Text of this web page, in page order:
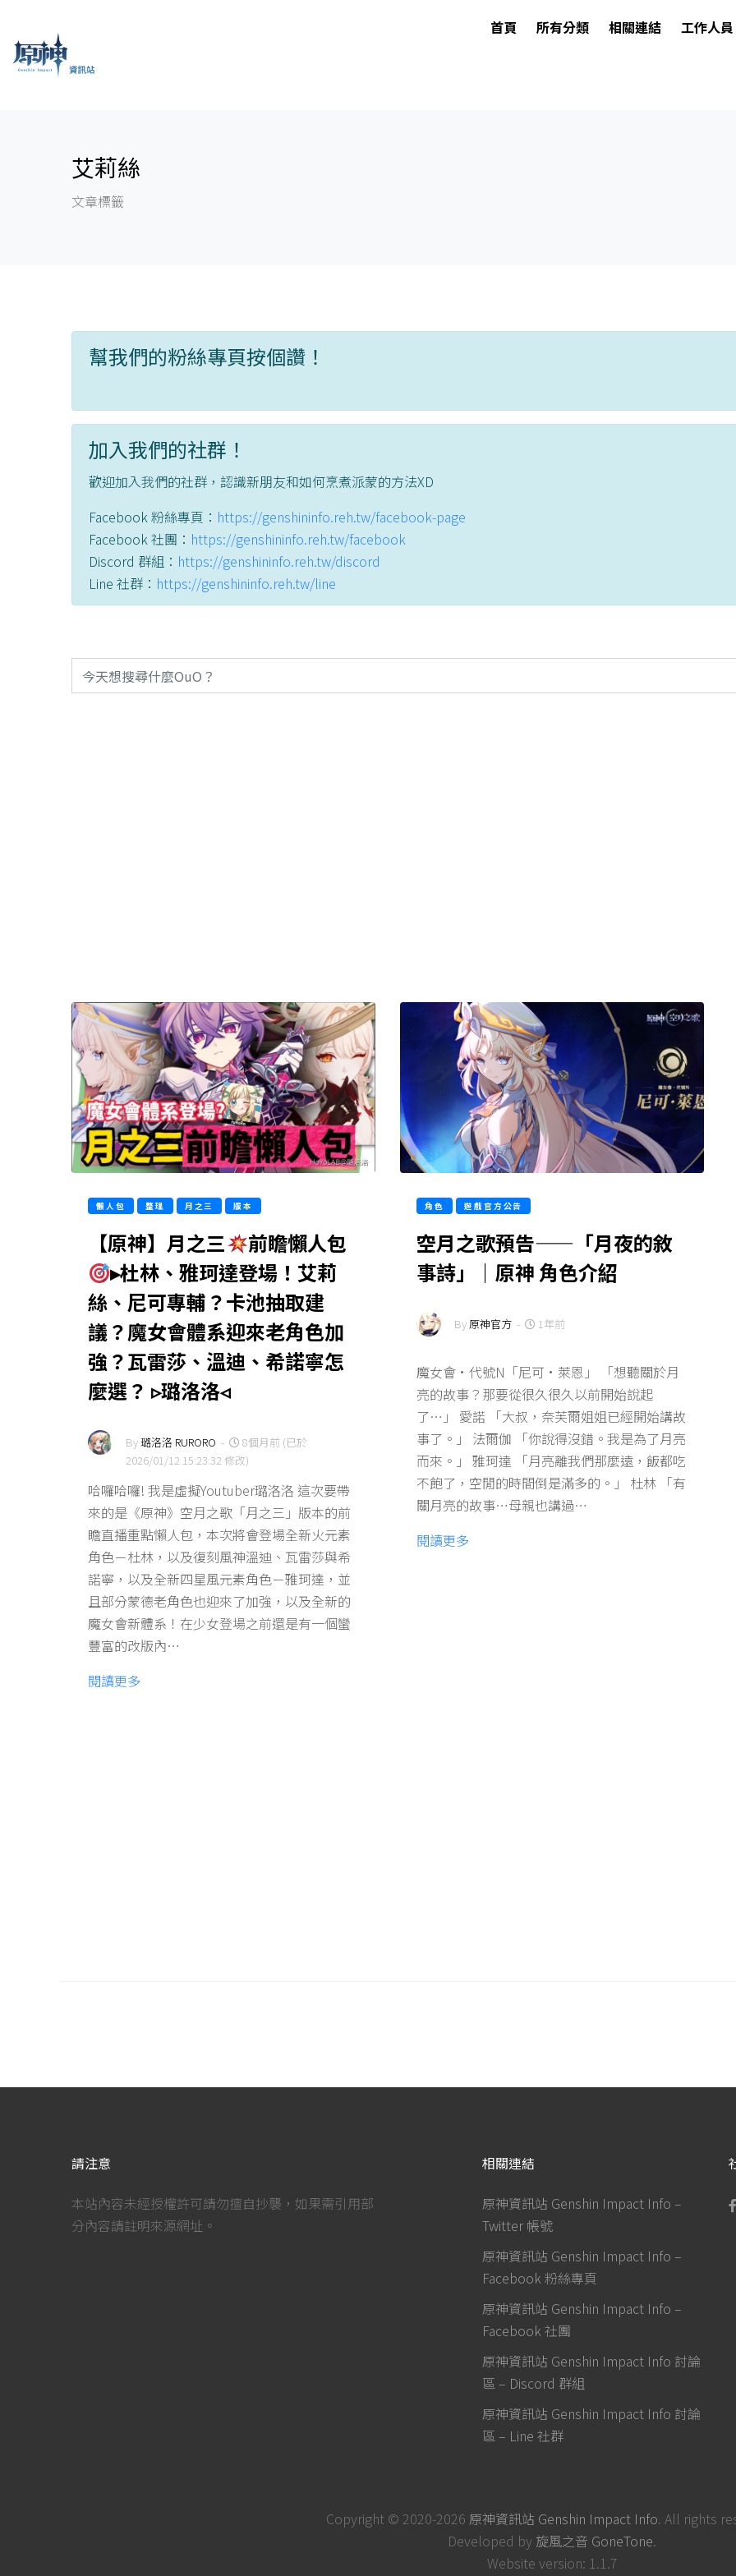
首頁 所有分類 相關連結 工作人員
艾莉絲
文章標籤
幫我們的粉絲專頁按個讚！
加入我們的社群！
歡迎加入我們的社群，認識新朋友和如何烹煮派蒙的方法XD
Facebook 粉絲專頁： https://genshininfo.reh.tw/facebook-page
Facebook 社團： https://genshininfo.reh.tw/facebook
Discord 群組： https://genshininfo.reh.tw/discord
Line 社群： https://genshininfo.reh.tw/line
懶人包 整理 月之三 版本
【原神】月之三
前瞻懶人包
▸杜林、雅珂達登場！艾莉
絲、尼可專輔？卡池抽取建
議？魔女會體系迎來老角色加
強？瓦雷莎、溫迪、希諾寧怎
麼選？ ▹璐洛洛◃
By璐洛洛 RURORO -
8個月前 (已於
2026/01/12 15:23:32 修改)
哈囉哈囉! 我是虛擬Youtuber璐洛洛 這次要帶
來的是《原神》空月之歌「月之三」版本的前
瞻直播重點懶人包，本次將會登場全新火元素
角色－杜林，以及復刻風神溫迪、瓦雷莎與希
諾寧，以及全新四星風元素角色－雅珂達，並
且部分蒙德老角色也迎來了加強，以及全新的
魔女會新體系！在少女登場之前還是有一個蠻
豐富的改版內…
閱讀更多
角色 遊戲官方公告
空月之歌預告——「月夜的敘
事詩」｜原神 角色介紹
By原神官方 - 1年前
魔女會·代號N「尼可·萊恩」 「想聽關於月
亮的故事？那要從很久很久以前開始說起
了…」 愛諾 「大叔，奈芙爾姐姐已經開始講故
事了。」 法爾伽 「你說得沒錯。我是為了月亮
而來。」 雅珂達 「月亮離我們那麼遠，飯都吃
不飽了，空閒的時間倒是滿多的。」 杜林 「有
關月亮的故事…母親也講過…
閱讀更多
請注意
本站內容未經授權許可請勿擅自抄襲，如果需引用部
分內容請註明來源網址。
相關連結
原神資訊站 Genshin Impact Info –
Twitter 帳號
原神資訊站 Genshin Impact Info –
Facebook 粉絲專頁
原神資訊站 Genshin Impact Info –
Facebook 社團
原神資訊站 Genshin Impact Info 討論
區 – Discord 群組
原神資訊站 Genshin Impact Info 討論
區 – Line 社群
Copyright © 2020-2026 原神資訊站 Genshin Impact Info. All rights
Developed by 旋風之音 GoneTone.
Website version: 1.1.7